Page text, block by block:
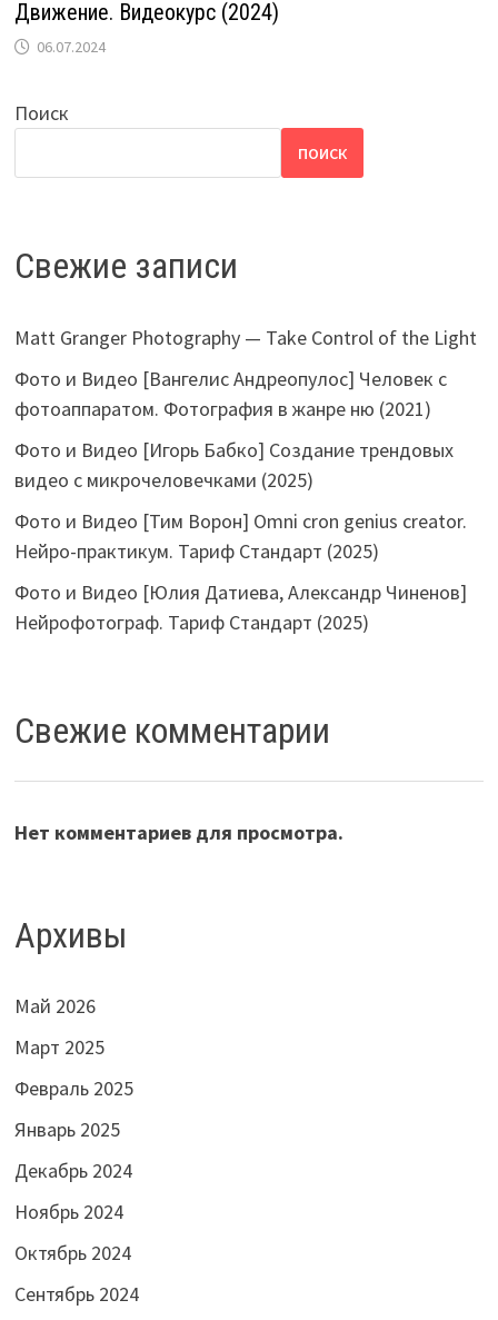
Движение. Видеокурс (2024)
06.07.2024
Поиск
ПОИСК
Свежие записи
Matt Granger Photography — Take Control of the Light
Фото и Видео [Вангелис Андреопулос] Человек с
фотоаппаратом. Фотография в жанре ню (2021)
Фото и Видео [Игорь Бабко] Создание трендовых
видео с микрочеловечками (2025)
Фото и Видео [Тим Ворон] Omni cron genius creator.
Нейро-практикум. Тариф Стандарт (2025)
Фото и Видео [Юлия Датиева, Александр Чиненов]
Нейрофотограф. Тариф Стандарт (2025)
Свежие комментарии
Нет комментариев для просмотра.
Архивы
Май 2026
Март 2025
Февраль 2025
Январь 2025
Декабрь 2024
Ноябрь 2024
Октябрь 2024
Сентябрь 2024